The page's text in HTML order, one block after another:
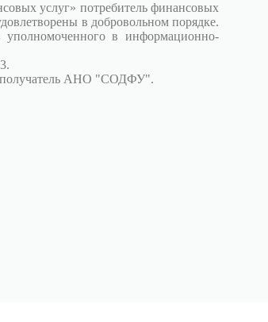
услуг» потребитель финансовых
в добровольном порядке.
в информационно-
получатель АНО "СОДФУ".